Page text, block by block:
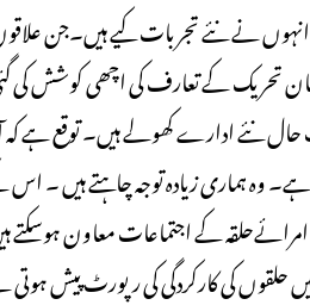
نے نئے تجربات کیے ہیں۔جن علاقوں
تحریک کے تعارف کی اچھی کوشش
نئے ادارے کھولے ہیں۔ توقع ہے کہ
وہ ہماری زیادہ توجہ چاہتے ہیں ۔
امرائےحلقہ کے اجتماعات معاون
میں حلقوں کی کارکردگی کی رپورٹ پیش